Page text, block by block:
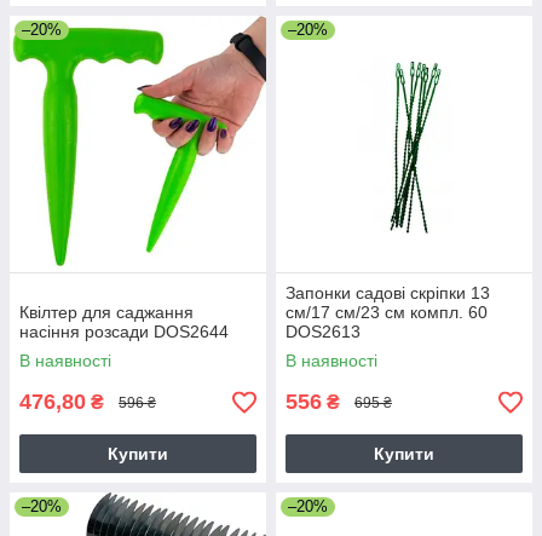
–20%
Квілтер для саджання
насіння розсади DOS2644
В наявності
476,80 ₴ 596 ₴
Купити
–20%
Запонки садові скріпки 13
см/17 см/23 см компл. 60
DOS2613
В наявності
556 ₴ 695 ₴
Купити
–20% –20%